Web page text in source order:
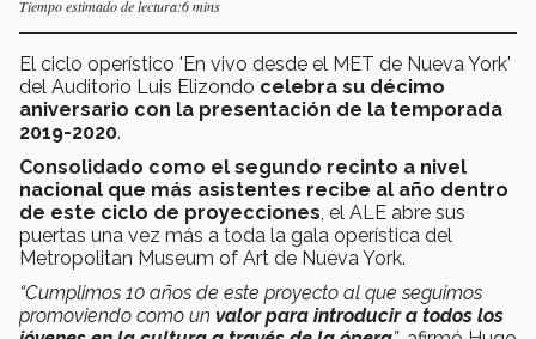
Tiempo estimado de lectura:6 mins
El ciclo operístico 'En vivo desde el MET de Nueva York'
del Auditorio Luis Elizondo celebra su décimo
aniversario con la presentación de la temporada
2019-2020.
Consolidado como el segundo recinto a nivel
nacional que más asistentes recibe al año dentro
de este ciclo de proyecciones , el ALE abre sus
puertas una vez más a toda la gala operística del
Metropolitan Museum of Art de Nueva York.
“Cumplimos 10 años de este proyecto al que seguimos
promoviendo como un valor para introducir a todos los